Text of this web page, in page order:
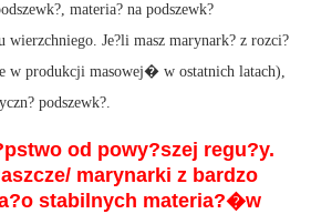
materia? na podszewk?
wierzchniego. Je?li masz marynark? z rozci?
w produkcji masowej� w ostatnich latach),
podszewk?.
od powy?szej regu?y.
marynarki z bardzo
stabilnych materia?�w